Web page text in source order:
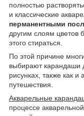
полностью
и классические
перманентными
другим слоям цветов
этого стираться.
По этой причине
выбирают карандаши
рисунках, также как и
путешествия.
Акварельные
процессе